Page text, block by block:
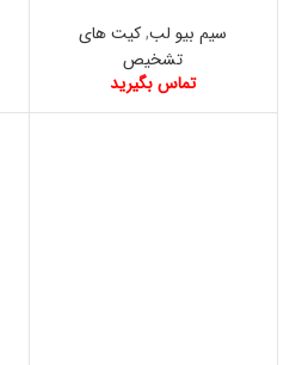
سیم بیو لب,کیت های
تشخیص
تماس بگیرید